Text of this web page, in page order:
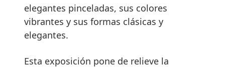
elegantes pinceladas, sus colores
vibrantes y sus formas clásicas y
elegantes.
Esta exposición pone de relieve la